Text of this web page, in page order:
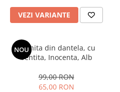
VEZI VARIANTE
NOU
Rochita din dantela, cu
bentita, Inocenta, Alb
99,00 RON
65,00 RON